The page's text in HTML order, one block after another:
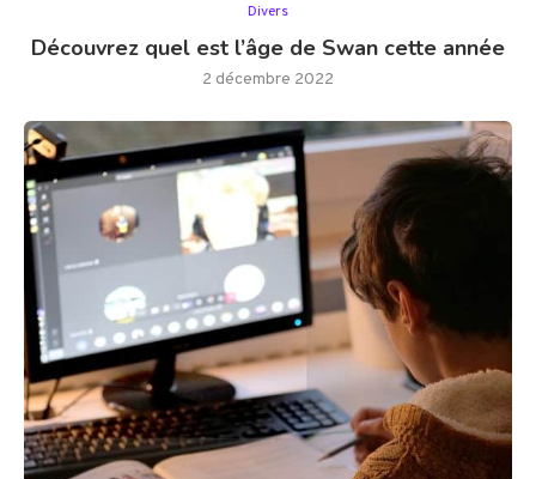
Divers
Découvrez quel est l’âge de Swan cette année
2 décembre 2022